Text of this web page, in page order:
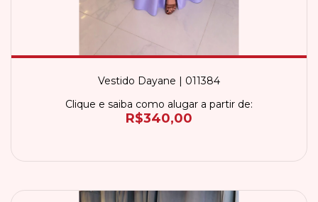
Vestido Dayane | 011384
Clique e saiba como alugar a partir de:
R$340,00